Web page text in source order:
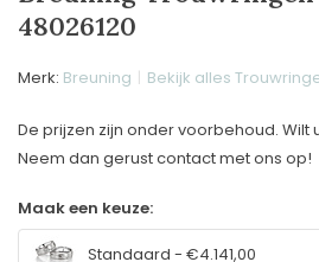
48026120
Merk: Breuning Bekijk alles
De prijzen zijn onder voorbehoud. Wilt
Neem dan gerust contact met ons op!
Maak een keuze:
Standaard - €4.141,00